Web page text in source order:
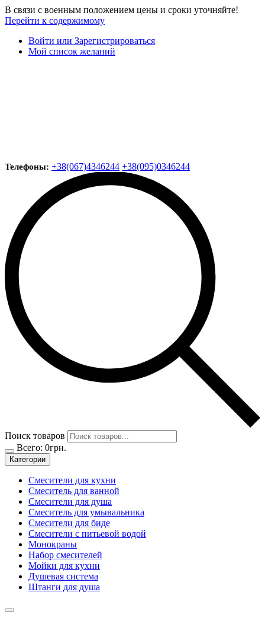
В связи с военным положением цены и сроки уточняйте!
Перейти к содержимому
Войти или Зарегистрироваться
Мой список желаний
Телефоны: +38(067)4346244 +38(095)0346244
Поиск товаров
Всего: 0грн.
Категории
Смесители для кухни
Смеситель для ванной
Смесители для душа
Смеситель для умывальника
Смесители для биде
Смесители с питьевой водой
Монокраны
Набор смесителей
Мойки для кухни
Душевая система
Штанги для душа